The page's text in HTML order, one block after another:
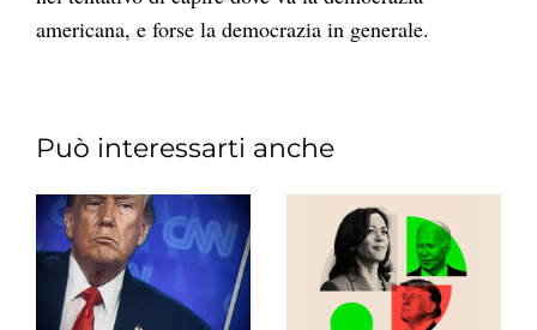
americana, e forse la democrazia in generale.